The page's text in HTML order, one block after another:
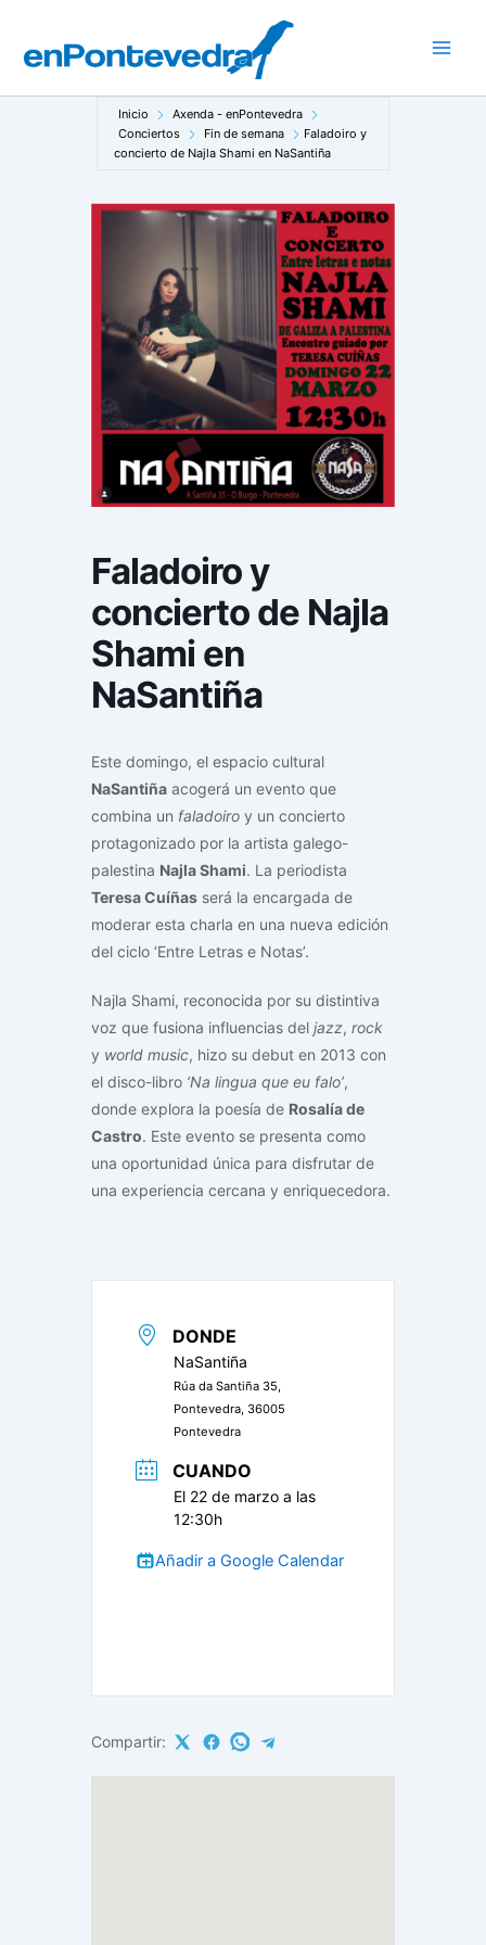
contenido
Inicio
Axenda - enPontevedra
Conciertos
Fin de semana
Faladoiro y
concierto de Najla Shami en NaSantiña
Faladoiro y
concierto de Najla
Shami en
NaSantiña
Este domingo, el espacio cultural
NaSantiña acogerá un evento que
combina un faladoiro y un concierto
protagonizado por la artista galego-
palestina Najla Shami. La periodista
Teresa Cuíñas será la encargada de
moderar esta charla en una nueva edición
del ciclo ‘Entre Letras e Notas’.
Najla Shami, reconocida por su distintiva
voz que fusiona influencias del jazz, rock
y world music, hizo su debut en 2013 con
el disco-libro ‘Na lingua que eu falo’,
donde explora la poesía de Rosalía de
Castro. Este evento se presenta como
una oportunidad única para disfrutar de
una experiencia cercana y enriquecedora.
DONDE
NaSantiña
Rúa da Santiña 35,
Pontevedra, 36005
Pontevedra
CUANDO
El 22 de marzo a las
12:30h
Añadir a Google Calendar
Compartir: